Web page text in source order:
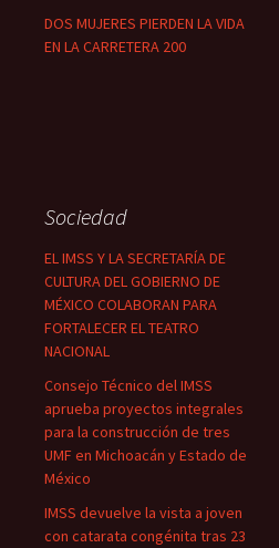
DOS MUJERES PIERDEN LA VIDA
EN LA CARRETERA 200
Sociedad
EL IMSS Y LA SECRETARÍA DE
CULTURA DEL GOBIERNO DE
MÉXICO COLABORAN PARA
FORTALECER EL TEATRO
NACIONAL
Consejo Técnico del IMSS
aprueba proyectos integrales
para la construcción de tres
UMF en Michoacán y Estado de
México
IMSS devuelve la vista a joven
con catarata congénita tras 23